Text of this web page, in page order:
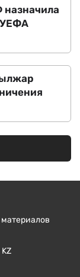
назначила
УЕФА